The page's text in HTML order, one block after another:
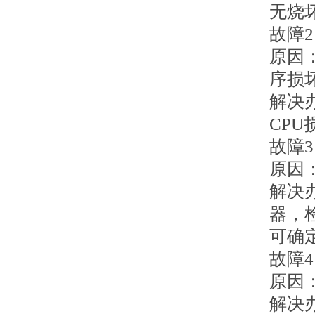
无烧
故障
原因
序损
解决
CPU
故障
原因
解决
器，
可确
故障
原因
解决